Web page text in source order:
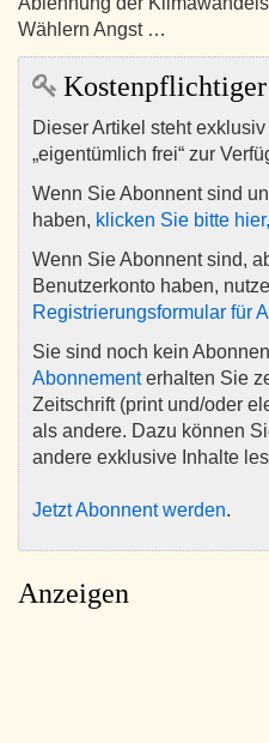
Wählern Angst …
Dieser Artikel steht
„eigentümlich frei“ zur
Wenn Sie Abonnent sind
haben, klicken Sie bitte
Wenn Sie Abonnent sind,
Benutzerkonto haben,
Registrierungsformular für
Sie sind noch kein
Abonnementerhalten Sie
Zeitschrift (print und/oder
als andere. Dazu können
andere exklusive Inhalte
Jetzt Abonnent werden.
Anzeigen